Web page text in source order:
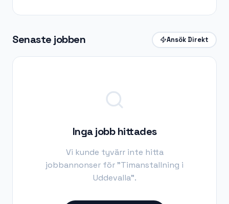
Senaste jobben Ansök Direkt
Inga jobb hittades
Vi kunde tyvärr inte hitta
jobbannonser för "Timanstallning i
Uddevalla".